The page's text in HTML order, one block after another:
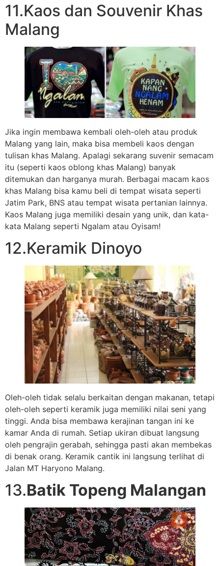
11.Kaos dan Souvenir Khas
Malang
Jika ingin membawa kembali oleh-oleh atau produk
Malang yang lain, maka bisa membeli kaos dengan
tulisan khas Malang. Apalagi sekarang suvenir semacam
itu (seperti kaos oblong khas Malang) banyak
ditemukan dan harganya murah. Berbagai macam kaos
khas Malang bisa kamu beli di tempat wisata seperti
Jatim Park, BNS atau tempat wisata pertanian lainnya.
Kaos Malang juga memiliki desain yang unik, dan kata-
kata Malang seperti Ngalam atau Oyisam!
12.Keramik Dinoyo
Oleh-oleh tidak selalu berkaitan dengan makanan, tetapi
oleh-oleh seperti keramik juga memiliki nilai seni yang
tinggi. Anda bisa membawa kerajinan tangan ini ke
kamar Anda di rumah. Setiap ukiran dibuat langsung
oleh pengrajin gerabah, sehingga pasti akan membekas
di benak orang. Keramik cantik ini langsung terlihat di
Jalan MT Haryono Malang.
13.Batik Topeng Malangan